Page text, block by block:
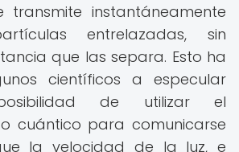
transmite instantáneamente
entrelazadas, sin
que las separa. Esto ha
científicos a especular
de utilizar el
cuántico para comunicarse
la velocidad de la luz, e